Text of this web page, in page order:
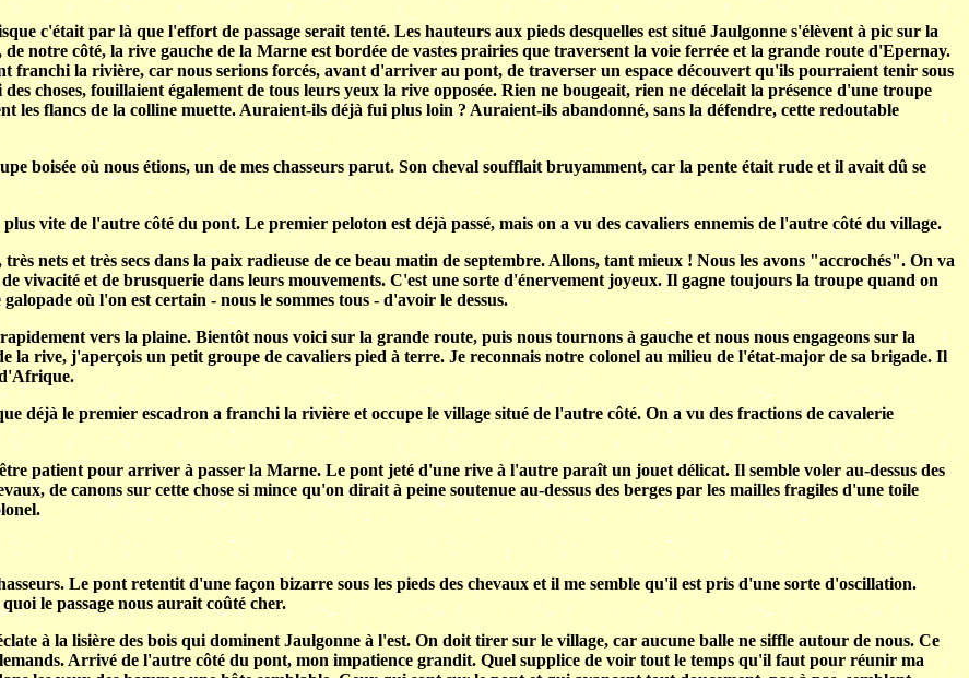
c'était par là que l'effort de passage serait tenté. Les hauteurs aux pieds desquelles est situé Jaulgonne s'élèvent à pic sur la
notre côté, la rive gauche de la Marne est bordée de vastes prairies que traversent la voie ferrée et la grande route d'Epernay.
franchi la rivière, car nous serions forcés, avant d'arriver au pont, de traverser un espace découvert qu'ils pourraient tenir sous
choses, fouillaient également de tous leurs yeux la rive opposée. Rien ne bougeait, rien ne décelait la présence d'une troupe
les flancs de la colline muette. Auraient-ils déjà fui plus loin ? Auraient-ils abandonné, sans la défendre, cette redoutable
boisée où nous étions, un de mes chasseurs parut. Son cheval soufflait bruyamment, car la pente était rude et il avait dû se
vite de l'autre côté du pont. Le premier peloton est déjà passé, mais on a vu des cavaliers ennemis de l'autre côté du village.
nets et très secs dans la paix radieuse de ce beau matin de septembre. Allons, tant mieux ! Nous les avons "accrochés". On va
vivacité et de brusquerie dans leurs mouvements. C'est une sorte d'énervement joyeux. Il gagne toujours la troupe quand on
où l'on est certain - nous le sommes tous - d'avoir le dessus.
vers la plaine. Bientôt nous voici sur la grande route, puis nous tournons à gauche et nous nous engageons sur la
la rive, j'aperçois un petit groupe de cavaliers pied à terre. Je reconnais notre colonel au milieu de l'état-major de sa brigade. Il
d'Afrique.
déjà le premier escadron a franchi la rivière et occupe le village situé de l'autre côté. On a vu des fractions de cavalerie
patient pour arriver à passer la Marne. Le pont jeté d'une rive à l'autre paraît un jouet délicat. Il semble voler au-dessus des
de canons sur cette chose si mince qu'on dirait à peine soutenue au-dessus des berges par les mailles fragiles d'une toile
Le pont retentit d'une façon bizarre sous les pieds des chevaux et il me semble qu'il est pris d'une sorte d'oscillation.
le passage nous aurait coûté cher.
à la lisière des bois qui dominent Jaulgonne à l'est. On doit tirer sur le village, car aucune balle ne siffle autour de nous. Ce
Arrivé de l'autre côté du pont, mon impatience grandit. Quel supplice de voir tout le temps qu'il faut pour réunir ma